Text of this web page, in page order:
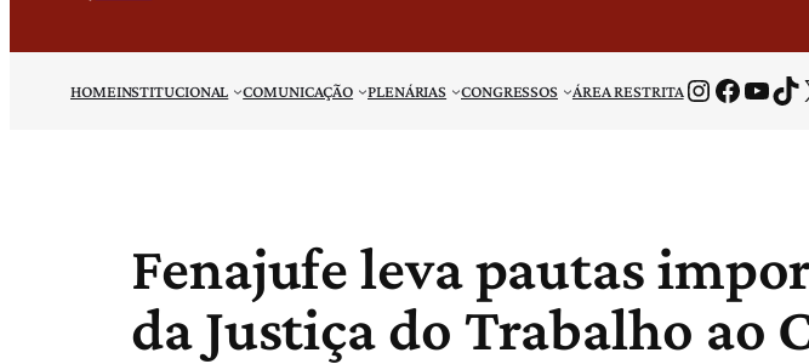
HOMEINSTITUCIONAL COMUNICAÇÃO PLENÁRIAS CONGRESSOS ÁREA RESTRITAInstagram Facebook Youtube TikTok
Fenajufe leva pautas
da Justiça do Trabalho ao